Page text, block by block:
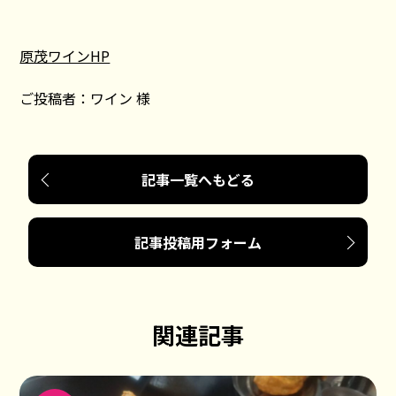
原茂ワインHP
ご投稿者：ワイン 様
記事一覧へもどる
記事投稿用フォーム
関連記事